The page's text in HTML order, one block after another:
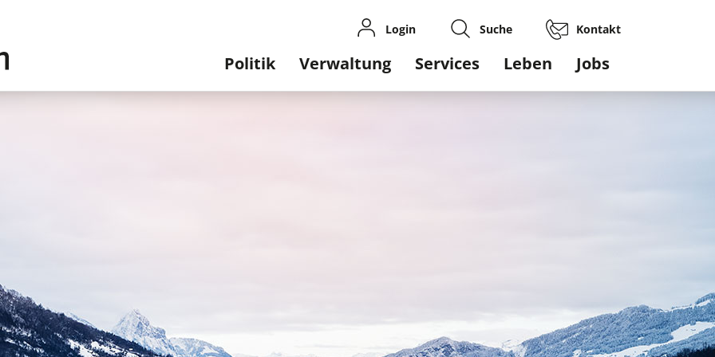
Login Suche Kontakt
Hauptnavigation
Politik Verwaltung Services Leben Jobs